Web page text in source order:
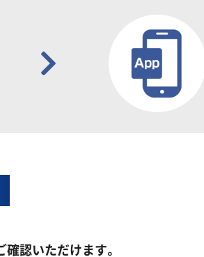
認いただけます。